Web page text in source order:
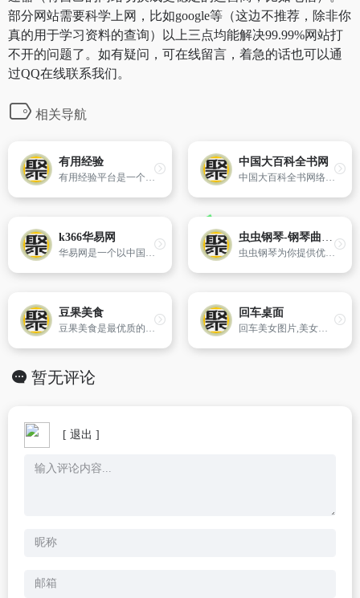
部分网站需要科学上网，比如google等（这边不推荐，除非你
真的用于学习资料的查询）以上三点均能解决99.99%网站打
不开的问题了。如有疑问，可在线留言，着急的话也可以通
过QQ在线联系我们。
相关导航
有用经验
有用经验平台是一个无广告的生活避坑指南，致力于提供精选的生活技巧、考试攻略、法律咨询等内容，并鼓励用户分享自己的经验和知识，旨在传承实用信息。
中国大百科全书网
中国大百科全书网络版是拥有权威性、全面性的综合性百科知识在线平台。
k366华易网
华易网是一个以中国传统文化为主要内容,以促进社会和谐,传承传统文化为目的的网站。本网站为网民提供优质、科学、积极、正向的资讯和周易衍生应用产品,帮助网民正确看待生活中的跌宕起伏,引导网民积极、正向、乐观面对生活,从容面对生活中的困难和挫折,从而提升自我能力和修养,让生活得到改善。本站提供测算工具的目的主要在于让广大网民更简单、方便地去了解和学习中华传统的周易文化,在生活中融入传统文化,让传统文化能得到更好的传承,让传统文化帮助我们改善生活,激发社会的正能量,促进社会的和谐发展。
虫虫钢琴-钢琴曲-钢琴谱
虫虫钢琴为你提供优质的免费钢琴谱资源,合集钢琴谱，钢琴曲试听，钢琴演奏，琴友交流的音乐平台
豆果美食
豆果美食是最优质的美食菜谱社区,提供各种菜谱大全,食谱大全,家常菜做法大全,丰富的菜谱大全可以让您轻松地学会怎么做美食,展现自己的高超厨艺,开启美好生活
回车桌面
回车美女图片,美女壁纸,mm图片,美女图片大全,汇集了大量清纯,性感,欧美,日韩美女写真图片,是国内大全的美女图片大全网站。
暂无评论
[ 退出 ]